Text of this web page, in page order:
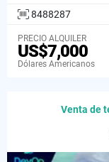
8488287
PRECIO ALQUILER
US$7,000
Dólares Americanos
Venta de